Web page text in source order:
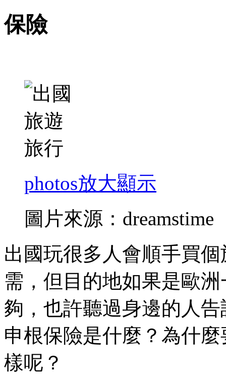
保險
photos放大顯示
圖片來源：dreamstime
出國玩很多人會順手買
需，但目的地如果是歐
夠，也許聽過身邊的人
申根保險是什麼？為什
樣呢？